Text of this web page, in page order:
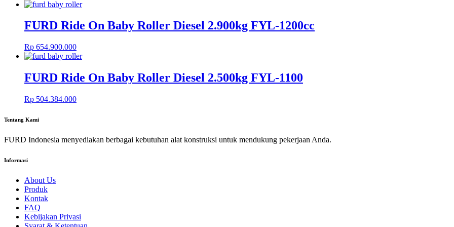
FURD Ride On Baby Roller Diesel 2.900kg FYL-1200cc
Rp 654.900.000
FURD Ride On Baby Roller Diesel 2.500kg FYL-1100
Rp 504.384.000
Tentang Kami
FURD Indonesia menyediakan berbagai kebutuhan alat konstruksi untuk mendukung pekerjaan Anda.
Informasi
About Us
Produk
Kontak
FAQ
Kebijakan Privasi